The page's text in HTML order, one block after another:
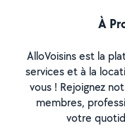
À
AlloVoisins est la
services et à la
vous ! Rejoignez
membres,
votre